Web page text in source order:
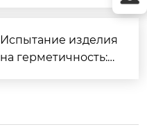
етим Весенний фес
тиваль.
Испытание изделия
на герметичность: